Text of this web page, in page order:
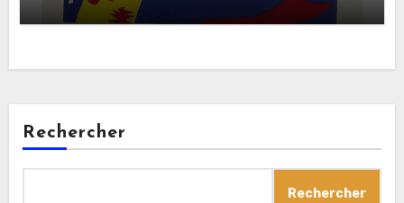
Rechercher
Rechercher